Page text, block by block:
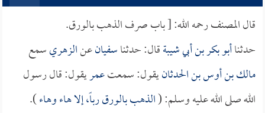
قال المصنف رحمه الله: [ باب صرف الذهب بالورق.
حدثناأبو بكر بن أبي شيبةقال: حدثناسفيانعنالزهريسمع
مالك بن أوس بن الحدثانيقول: سمعتعمريقول: قال رسول
الله صلى الله عليه وسلم: (الذهب بالورق رباً، إلا هاء وهاء).